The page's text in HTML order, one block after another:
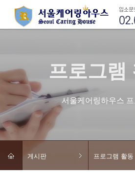
프로그램
서울케어링하우스 프
게시판 프로그램 활동